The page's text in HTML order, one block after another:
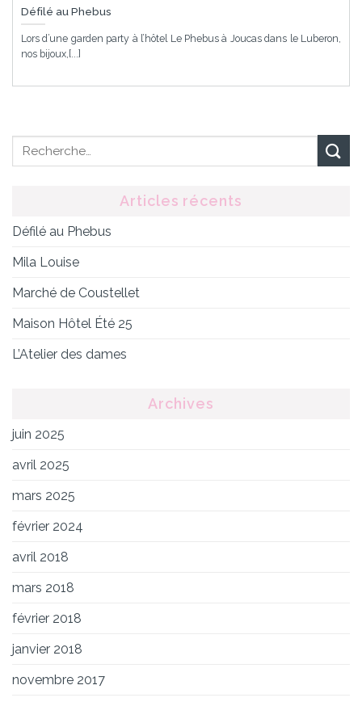
Articles récents
Défilé au Phebus
Mila Louise
Marché de Coustellet
Maison Hôtel Été 25
L’Atelier des dames
Archives
juin 2025
avril 2025
mars 2025
février 2024
avril 2018
mars 2018
février 2018
janvier 2018
novembre 2017
Défilé au Phebus
Lors d’une garden party à l’hôtel Le Phebus à Joucas dans le Luberon,
nos bijoux,[...]